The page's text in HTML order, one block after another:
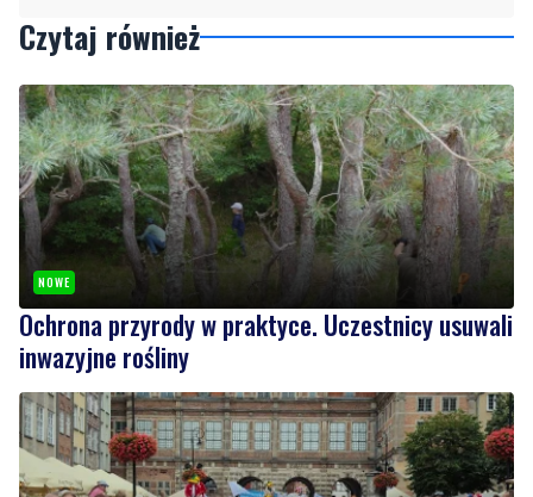
NOWE
Ochrona przyrody w praktyce. Uczestnicy usuwali
inwazyjne rośliny